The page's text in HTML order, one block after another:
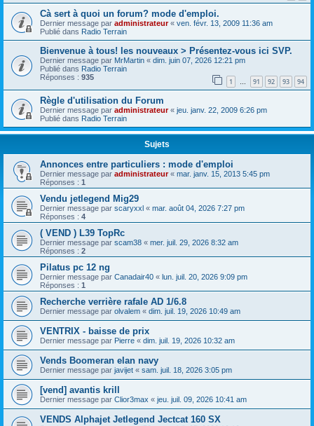
Cà sert à quoi un forum? mode d'emploi.
Dernier message par administrateur« ven. févr. 13, 2009 11:36 am
Publié dans Radio Terrain
Bienvenue à tous! les nouveaux > Présentez-vous ici SVP.
Dernier message par MrMartin « dim. juin 07, 2026 12:21 pm
Publié dans Radio Terrain
Réponses : 935 1 … 91 92 93 94
Règle d'utilisation du Forum
Dernier message par administrateur« jeu. janv. 22, 2009 6:26 pm
Publié dans Radio Terrain
Sujets
Annonces entre particuliers : mode d'emploi
Dernier message par administrateur« mar. janv. 15, 2013 5:45 pm
Réponses : 1
Vendu jetlegend Mig29
Dernier message par scaryxxl « mar. août 04, 2026 7:27 pm
Réponses : 4
( VEND ) L39 TopRc
Dernier message par scam38 « mer. juil. 29, 2026 8:32 am
Réponses : 2
Pilatus pc 12 ng
Dernier message par Canadair40 « lun. juil. 20, 2026 9:09 pm
Réponses : 1
Recherche verrière rafale AD 1/6.8
Dernier message par olvalem « dim. juil. 19, 2026 10:49 am
VENTRIX - baisse de prix
Dernier message par Pierre « dim. juil. 19, 2026 10:32 am
Vends Boomeran elan navy
Dernier message par javijet « sam. juil. 18, 2026 3:05 pm
[vend] avantis krill
Dernier message par Clior3max « jeu. juil. 09, 2026 10:41 am
VENDS Alphajet Jetlegend Jectcat 160 SX